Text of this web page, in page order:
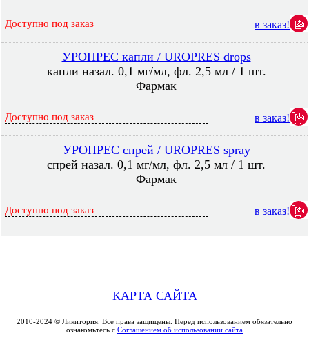
Доступно под заказ в заказ!
УРОПРЕС капли / UROPRES drops
капли назал. 0,1 мг/мл, фл. 2,5 мл / 1 шт.
Фармак
Доступно под заказ в заказ!
УРОПРЕС спрей / UROPRES spray
спрей назал. 0,1 мг/мл, фл. 2,5 мл / 1 шт.
Фармак
Доступно под заказ в заказ!
КАРТА САЙТА
2010-2024 © Ликитория. Все права защищены. Перед использованием обязательно
ознакомьтесь с Соглашением об использовании сайта